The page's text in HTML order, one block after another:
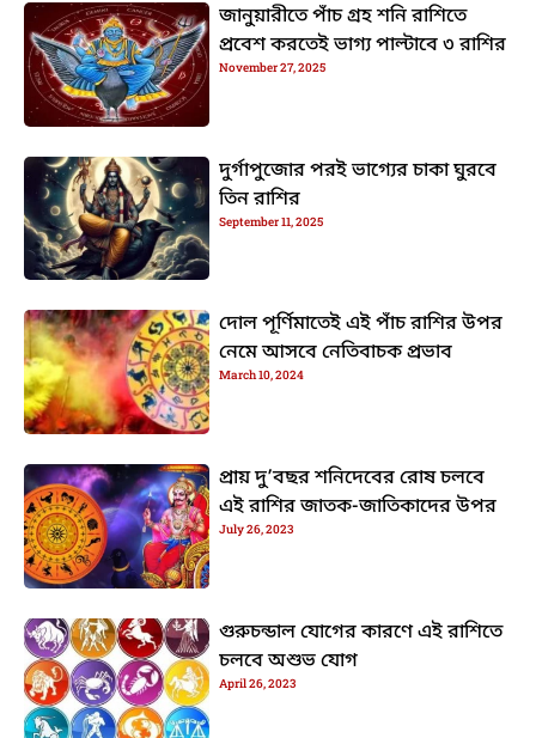
জানুয়ারীতে পাঁচ গ্রহ শনি রাশিতে
প্রবেশ করতেই ভাগ্য পাল্টাবে ৩ রাশির
November 27, 2025
দুর্গাপুজোর পরই ভাগ্যের চাকা ঘুরবে
তিন রাশির
September 11, 2025
দোল পূর্ণিমাতেই এই পাঁচ রাশির উপর
নেমে আসবে নেতিবাচক প্রভাব
March 10, 2024
প্রায় দু’বছর শনিদেবের রোষ চলবে
এই রাশির জাতক-জাতিকাদের উপর
July 26, 2023
গুরুচন্ডাল যোগের কারণে এই রাশিতে
চলবে অশুভ যোগ
April 26, 2023